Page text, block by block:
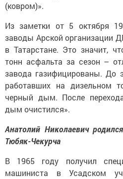
(ковром)».
Из заметки от 5 октября
заводы Арской организации
в Татарстане. Это значит,
тонн асфальта за сезон –
завода газифицированы. До
работавших на дизельном
черный дым. После
дым очистился».
Анатолий Николаевич
Тюбяк-Чекурча
В 1965 году получил
машиниста в Усадском